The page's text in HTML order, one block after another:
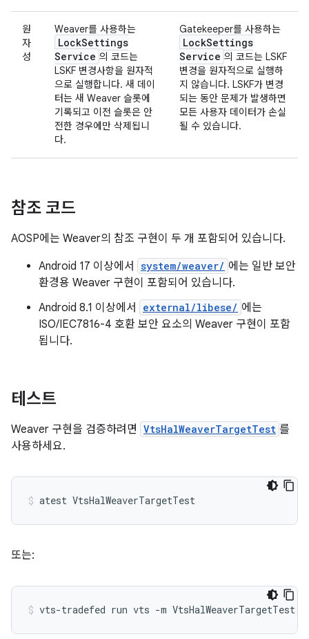
원
자
성
Weaver를 사용하는
LockSettings
Service 의 코드는
LSKF 변경사항을 원자적
으로 실행합니다. 새 데이
터는 새 Weaver 슬롯에
기록되고 이전 슬롯은 안
전한 경우에만 삭제됩니
다.
Gatekeeper를 사용하는
LockSettings
Service 의 코드는 LSKF
변경을 원자적으로 실행하
지 않습니다. LSKF가 변경
되는 동안 문제가 발생하면
모든 사용자 데이터가 손실
될 수 있습니다.
참조 코드
AOSP에는 Weaver의 참조 구현이 두 개 포함되어 있습니다.
Android 17 이상에서
system/weaver/ 에는 일반 보안
환경용 Weaver 구현이 포함되어 있습니다.
Android 8.1 이상에서
external/libese/ 에는
ISO/IEC7816-4 호환 보안 요소의 Weaver 구현이 포함
됩니다.
테스트
Weaver 구현을 검증하려면 VtsHalWeaverTargetTest 를
사용하세요.
또는: